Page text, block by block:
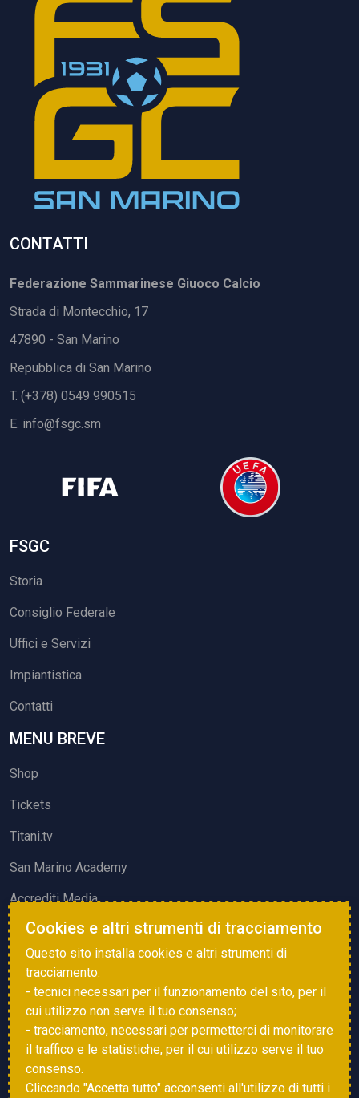
CONTATTI
Federazione Sammarinese Giuoco Calcio
Strada di Montecchio, 17
47890 - San Marino
Repubblica di San Marino
T. (+378) 0549 990515
E. info@fsgc.sm
FSGC
Storia
Consiglio Federale
Uffici e Servizi
Impiantistica
Contatti
MENU BREVE
Shop
Tickets
Titani.tv
San Marino Academy
Accrediti Media
ATTIVITÀ ED EVENTI
Squadre di Calcio
Associazione Sammarinese Arbitri
Vota gol e parata
Cookies e altri strumenti di tracciamento
Questo sito installa cookies e altri strumenti di
tracciamento:
- tecnici necessari per il funzionamento del sito, per il
cui utilizzo non serve il tuo consenso;
- tracciamento, necessari per permetterci di monitorare
il traffico e le statistiche, per il cui utilizzo serve il tuo
consenso.
Cliccando "Accetta tutto" acconsenti all'utilizzo di tutti i